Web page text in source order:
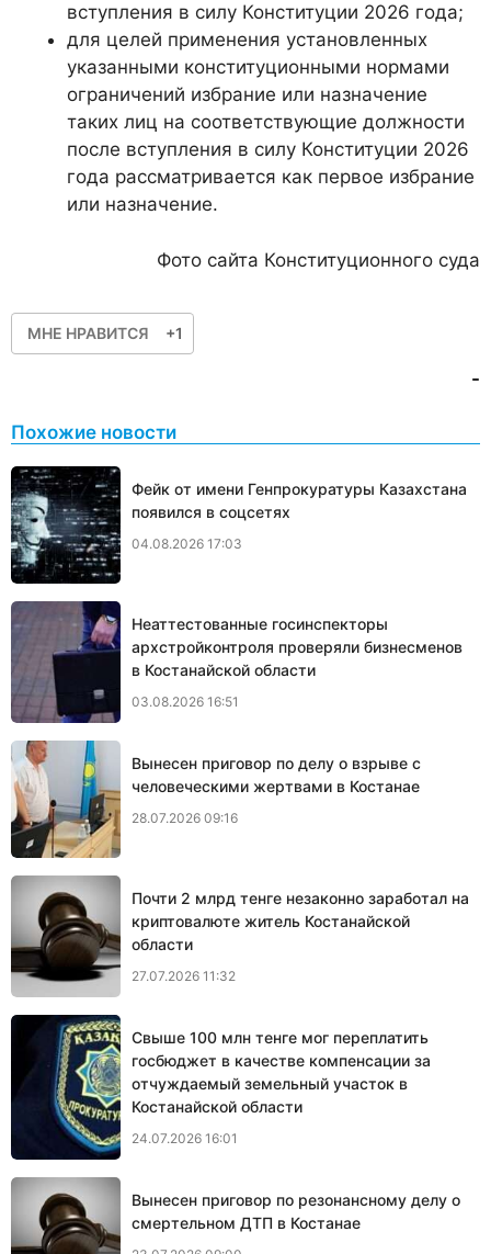
вступления в силу Конституции 2026 года;
для целей применения установленных
указанными конституционными нормами
ограничений избрание или назначение
таких лиц на соответствующие должности
после вступления в силу Конституции 2026
года рассматривается как первое избрание
или назначение.
Фото сайта Конституционного суда
МНЕ НРАВИТСЯ +1
-
Похожие новости
Фейк от имени Генпрокуратуры Казахстана
появился в соцсетях
04.08.2026 17:03
Неаттестованные госинспекторы
архстройконтроля проверяли бизнесменов
в Костанайской области
03.08.2026 16:51
Вынесен приговор по делу о взрыве с
человеческими жертвами в Костанае
28.07.2026 09:16
Почти 2 млрд тенге незаконно заработал на
криптовалюте житель Костанайской
области
27.07.2026 11:32
Свыше 100 млн тенге мог переплатить
госбюджет в качестве компенсации за
отчуждаемый земельный участок в
Костанайской области
24.07.2026 16:01
Вынесен приговор по резонансному делу о
смертельном ДТП в Костанае